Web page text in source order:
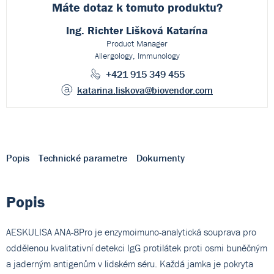
Máte dotaz k tomuto produktu?
Ing. Richter Lišková Katarína
Product Manager
Allergology, Immunology
+421 915 349 455
katarina.liskova@biovendor.com
Popis Technické parametre Dokumenty
Popis
AESKULISA ANA-8Pro je enzymoimuno-analytická souprava pro
oddělenou kvalitativní detekci IgG protilátek proti osmi buněčným
a jaderným antigenům v lidském séru. Každá jamka je pokryta